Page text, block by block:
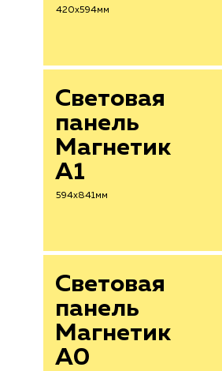
420х594мм
Световая
панель
Магнетик
А1
594х841мм
Световая
панель
Магнетик
А0